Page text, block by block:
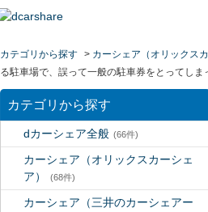
カテゴリから探す > カーシェア（オリックスカ
る駐車場で、誤って一般の駐車券をとってしま
カテゴリから探す
dカーシェア全般 (66件)
カーシェア（オリックスカーシェ
ア）
(68件)
カーシェア（三井のカーシェアー